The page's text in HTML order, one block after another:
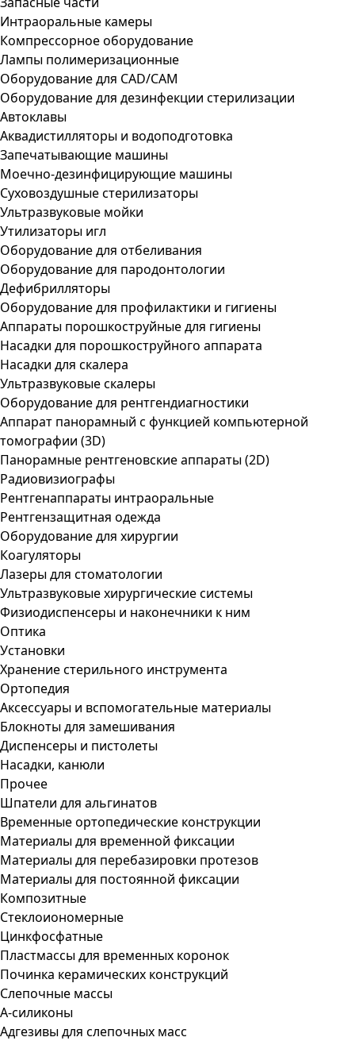
Интраоральные камеры
Компрессорное оборудование
Лампы полимеризационные
Оборудование для CAD/CAM
Оборудование для дезинфекции стерилизации
Автоклавы
Аквадистилляторы и водоподготовка
Запечатывающие машины
Моечно-дезинфицирующие машины
Суховоздушные стерилизаторы
Ультразвуковые мойки
Утилизаторы игл
Оборудование для отбеливания
Оборудование для пародонтологии
Дефибрилляторы
Оборудование для профилактики и гигиены
Аппараты порошкоструйные для гигиены
Насадки для порошкоструйного аппарата
Насадки для скалера
Ультразвуковые скалеры
Оборудование для рентгендиагностики
Аппарат панорамный с функцией компьютерной
томографии (3D)
Панорамные рентгеновские аппараты (2D)
Радиовизиографы
Рентгенаппараты интраоральные
Рентгензащитная одежда
Оборудование для хирургии
Коагуляторы
Лазеры для стоматологии
Ультразвуковые хирургические системы
Физиодиспенсеры и наконечники к ним
Оптика
Установки
Хранение стерильного инструмента
Ортопедия
Аксессуары и вспомогательные материалы
Блокноты для замешивания
Диспенсеры и пистолеты
Насадки, канюли
Прочее
Шпатели для альгинатов
Временные ортопедические конструкции
Материалы для временной фиксации
Материалы для перебазировки протезов
Материалы для постоянной фиксации
Композитные
Стеклоиономерные
Цинкфосфатные
Пластмассы для временных коронок
Починка керамических конструкций
Слепочные массы
А-силиконы
Адгезивы для слепочных масс